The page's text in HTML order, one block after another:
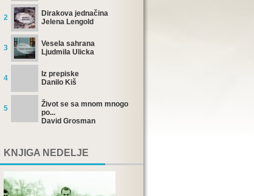
2
Dirakova jednačina
Jelena Lengold
3
Vesela sahrana
Ljudmila Ulicka
4
Iz prepiske
Danilo Kiš
5
Život se sa mnom mnogo
po...
David Grosman
KNJIGA NEDELJE